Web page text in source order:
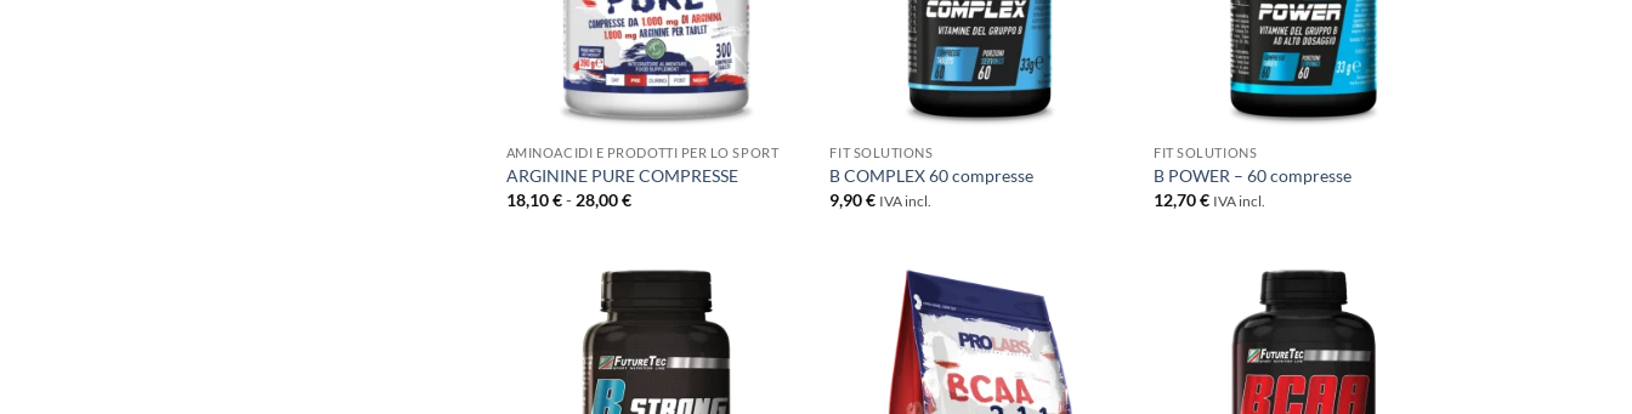
AMINOACIDI E PRODOTTI PER LO SPORT
ARGININE PURE COMPRESSE
18,10€- 28,00€Fascia
18,10 €
FIT SOLUTIONS
B COMPLEX 60 compresse
9,90€ IVA incl.
FIT SOLUTIONS
B POWER – 60 compresse
12,70€ IVA incl.